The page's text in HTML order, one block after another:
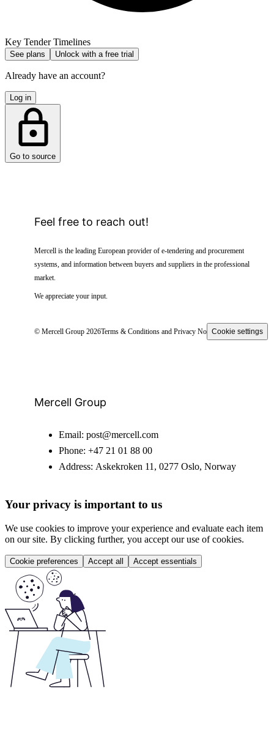
Key Tender Timelines
See plans Unlock with a free trial
Already have an account?
Log in
Go to source
Feel free to reach out!
Mercell is the leading European provider of e-tendering and procurement
systems, and information between buyers and suppliers in the professional
market.
We appreciate your input.
© Mercell Group 2026Terms & Conditions and Privacy NoticeCookie settings
Mercell Group
Email: post@mercell.com
Phone: +47 21 01 88 00
Address: Askekroken 11, 0277 Oslo, Norway
Your privacy is important to us
We use cookies to improve your experience and evaluate each item
on our site. By clicking further, you accept our use of cookies.
Cookie preferences Accept all Accept essentials